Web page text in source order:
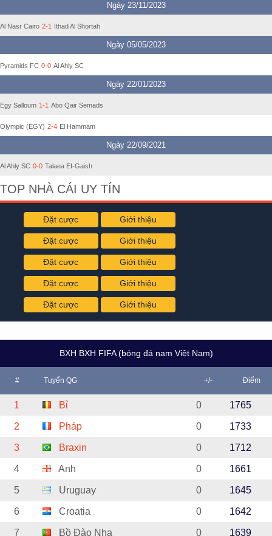
Ngày 23/11/2023
Al Nasr Cairo 2-1 Ithad Al Shortah
Ngày 05/05/2023
Pyramids FC 0-0 Al Ahly SC
Ngày 22/01/2023
Egy Salloum 1-1 Abo Qair Semads
Olympic (EGY) 2-4 El Hammam
Ngày 22/09/2021
Al Ahly SC 0-0 Talaea EI-Gaish
TOP NHÀ CÁI UY TÍN
Đặt cược Giới thiệu
Đặt cược Giới thiệu
Đặt cược Giới thiệu
Đặt cược Giới thiệu
Đặt cược Giới thiệu
BXH BXH FIFA (bóng đá nam Việt Nam)
# Tuyển QG +/- Điểm
1 Bỉ 0 1765
2 Pháp 0 1733
3 Braxin 0 1712
4 Anh 0 1661
5 Uruguay 0 1645
6 Croatia 0 1642
7 Bồ Đào Nha 0 1639